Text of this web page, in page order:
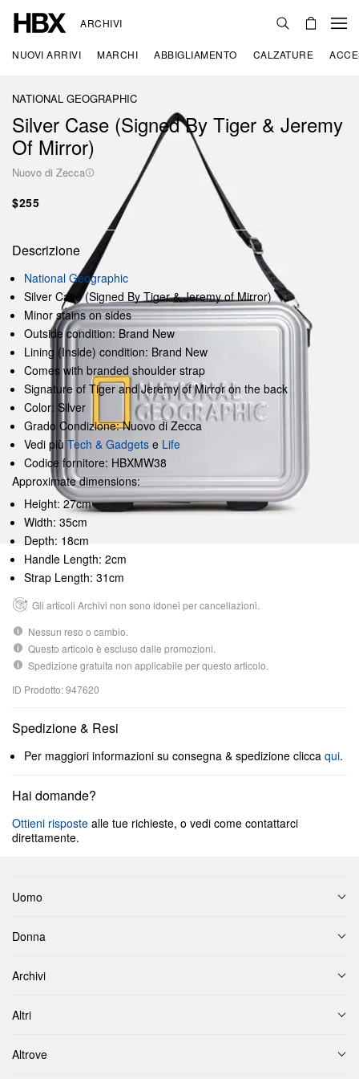
ARCHIVI
NUOVI ARRIVI MARCHI ABBIGLIAMENTO CALZATURE
NATIONAL GEOGRAPHIC
Silver Case (Signed By Tiger & Jeremy
Of Mirror)
Nuovo di Zecca
$255
Descrizione
National Geographic
Silver Case (Signed By Tiger & Jeremy of Mirror)
Minor stains on sides
Outside condition: Brand New
Lining (Inside) condition: Brand New
Comes with branded shoulder strap
Signature of Tiger and Jeremy of Mirror on the back
Color: Silver
Grado Condizione: Nuovo di Zecca
Vedi più Tech & Gadgets e Life
Codice fornitore: HBXMW38
Approximate dimensions:
Height: 27cm
Width: 35cm
Depth: 18cm
Handle Length: 2cm
Strap Length: 31cm
Gli articoli Archivi non sono idonei per cancellazioni.
Nessun reso o cambio.
Questo articolo è escluso dalle promozioni.
Spedizione gratuita non applicabile per questo articolo.
ID Prodotto: 947620
Spedizione & Resi
Per maggiori informazioni su consegna & spedizione clicca qui.
Hai domande?
Ottieni risposte alle tue richieste, o vedi come contattarci
direttamente.
Uomo
Donna
Archivi
Altri
Altrove